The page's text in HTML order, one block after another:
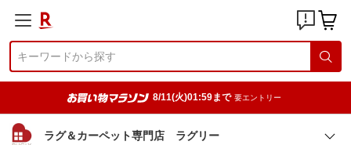
8/11(火)01:59まで 要エントリー
ラグ＆カーペット専門店 ラグリー